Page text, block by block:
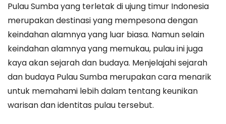
dan
Budaya
Pulau
Sumba
Pulau Sumba yang terletak di ujung timur Indonesia
merupakan destinasi yang mempesona dengan
keindahan alamnya yang luar biasa. Namun selain
keindahan alamnya yang memukau, pulau ini juga
kaya akan sejarah dan budaya. Menjelajahi sejarah
dan budaya Pulau Sumba merupakan cara menarik
untuk memahami lebih dalam tentang keunikan
warisan dan identitas pulau tersebut.